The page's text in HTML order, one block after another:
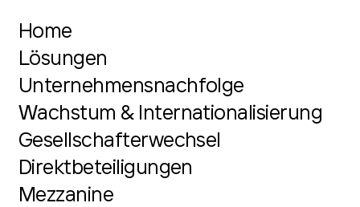
Home
Lösungen
Unternehmensnachfolge
Wachstum & Internationalisierung
Gesellschafterwechsel
Direktbeteiligungen
Mezzanine